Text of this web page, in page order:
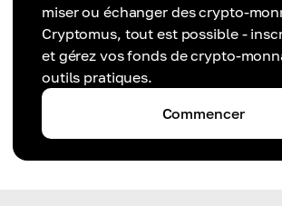
miser ou échanger des crypto-
Cryptomus, tout est possible -
et gérez vos fonds de crypto-
outils pratiques.
Commencer